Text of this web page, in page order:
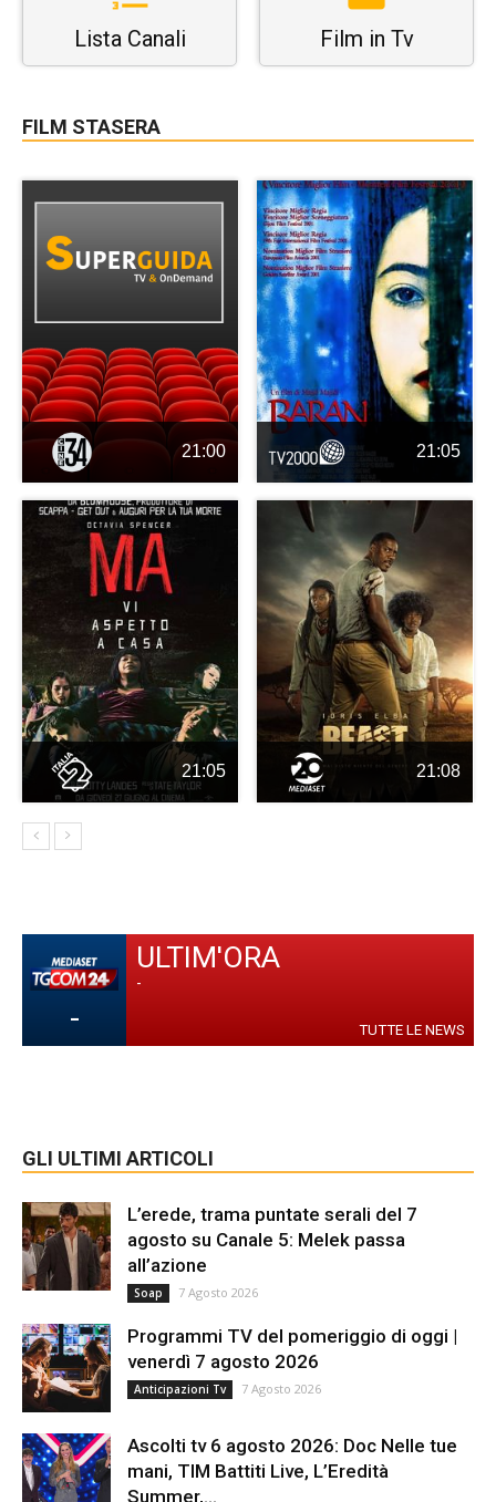
Lista Canali Film in Tv
FILM STASERA
21:00 21:05
21:05 21:08
-
ULTIM'ORA
-
TUTTE LE NEWS
GLI ULTIMI ARTICOLI
L’erede, trama puntate serali del 7
agosto su Canale 5: Melek passa
all’azione
Soap 7 Agosto 2026
Programmi TV del pomeriggio di oggi |
venerdì 7 agosto 2026
Anticipazioni Tv 7 Agosto 2026
Ascolti tv 6 agosto 2026: Doc Nelle tue
mani, TIM Battiti Live, L’Eredità
Summer,...